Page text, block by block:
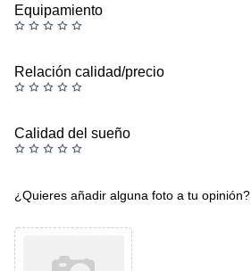
Equipamiento
Relación calidad/precio
Calidad del sueño
¿Quieres añadir alguna foto a tu opinión?